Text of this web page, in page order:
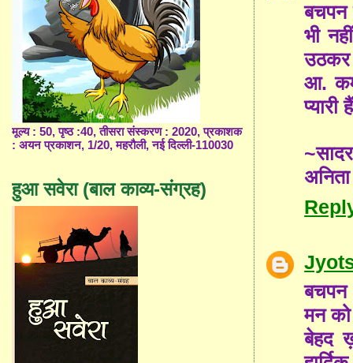
बचपन
भी
उठकर
आ.
प्यारी
~सादर
बचपन
मन को
बेहद
मूल्य : 50, पृष्ठ :40, तीसरा संस्करण : 2020, प्रकाशक
: अयन प्रकाशन, 1/20, महरौली, नई दिल्ली-110030
हुआ सवेरा (बाल काव्य-संग्रह)